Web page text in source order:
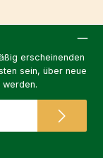
erscheinenden
sein, über neue